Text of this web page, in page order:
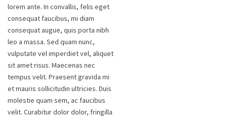
lorem ante. In convallis, felis eget
consequat faucibus, mi diam
consequat augue, quis porta nibh
leo a massa. Sed quam nunc,
vulputate vel imperdiet vel, aliquet
sit amet risus. Maecenas nec
tempus velit. Praesent gravida mi
et mauris sollicitudin ultricies. Duis
molestie quam sem, ac faucibus
velit. Curabitur dolor dolor, fringilla